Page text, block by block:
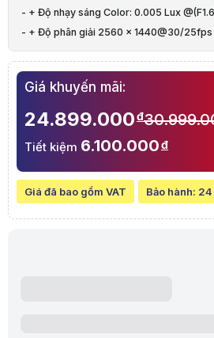
Chủng loại Camera SpeedDome
Độ phân giải 4MP
Cảm biến hình Cảm biến 1/2.5"
- + Độ nhạy sáng Color: 0.005 Lux
- + Độ phân giải 2560 × 1440@30/25fps
- + Ống kính 4.8 mm to 120 mm,
- + Tính năng WDR, HLC, BLC, 3D DNR,
- + Hồng ngoại 150m
- + Hỗ trợ thẻ nhớ lên đến 256GB
Vùng đi ra, Di dời vật thể, Hành lý bỏ quên.
- + Hỗ trợ dịch vụ hik-connect, tên miền
- + Tiêu chuẩn IP67
Giá khuyến mãi:
24.899.000đ
Tiết kiệm 6.100.000đ
Giá đã bao gồm VAT Bảo hành: 24